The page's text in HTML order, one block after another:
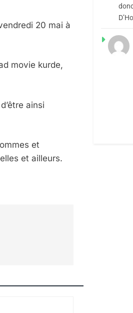
20 mai à
movie kurde,
ainsi
et
et ailleurs.
MA JUDAÏTE Par Thérèse